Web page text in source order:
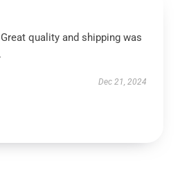
quality and shipping was
Dec 21, 2024